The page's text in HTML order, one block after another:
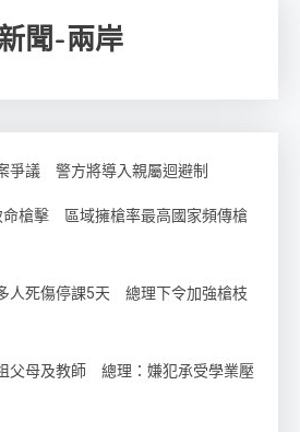
聞-兩岸
爭議 警方將導入親屬迴避制
命槍擊 區域擁槍率最高國家頻傳槍
人死傷停課5天 總理下令加強槍枝
父母及教師 總理：嫌犯承受學業壓